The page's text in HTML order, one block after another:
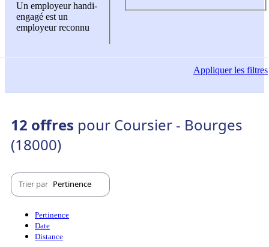
Un employeur handi-
engagé est un
employeur reconnu
Appliquerles filtres
12 offres pour Coursier - Bourges
(18000)
Trier par Pertinence
Pertinence
Date
Distance